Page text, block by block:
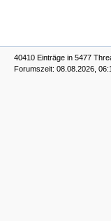
40410 Einträge in 5477
Forumszeit: 08.08.2026,